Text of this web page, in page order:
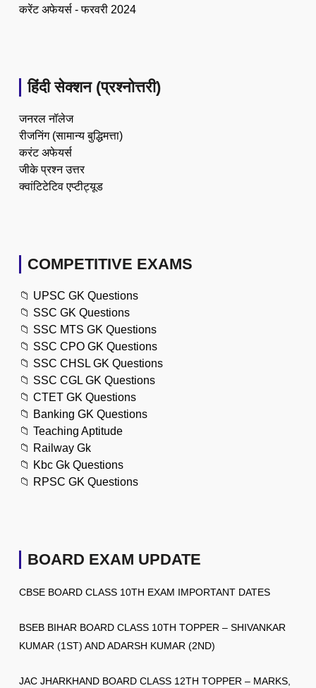
करेंट अफेयर्स - फरवरी 2024
हिंदी सेक्शन (प्रश्नोत्तरी)
जनरल नॉलेज
रीजनिंग (सामान्य बुद्धिमत्ता)
करंट अफेयर्स
जीके प्रश्न उत्तर
क्वांटिटेटिव एप्टीट्यूड
COMPETITIVE EXAMS
📁 UPSC GK Questions
📁 SSC GK Questions
📁 SSC MTS GK Questions
📁 SSC CPO GK Questions
📁 SSC CHSL GK Questions
📁 SSC CGL GK Questions
📁 CTET GK Questions
📁 Banking GK Questions
📁 Teaching Aptitude
📁 Railway Gk
📁 Kbc Gk Questions
📁 RPSC GK Questions
BOARD EXAM UPDATE
CBSE BOARD CLASS 10TH EXAM IMPORTANT DATES
BSEB BIHAR BOARD CLASS 10TH TOPPER – SHIVANKAR
KUMAR (1ST) AND ADARSH KUMAR (2ND)
JAC JHARKHAND BOARD CLASS 12TH TOPPER – MARKS,